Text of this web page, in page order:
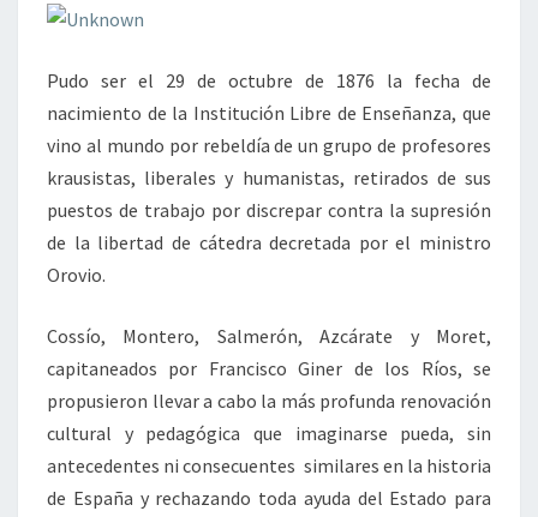
Pudo ser el 29 de octubre de 1876 la fecha de
nacimiento de la Institución Libre de Enseñanza, que
vino al mundo por rebeldía de un grupo de profesores
krausistas, liberales y humanistas, retirados de sus
puestos de trabajo por discrepar contra la supresión
de la libertad de cátedra decretada por el ministro
Orovio.
Cossío, Montero, Salmerón, Azcárate y Moret,
capitaneados por Francisco Giner de los Ríos, se
propusieron llevar a cabo la más profunda renovación
cultural y pedagógica que imaginarse pueda, sin
antecedentes ni consecuentes similares en la historia
de España y rechazando toda ayuda del Estado para